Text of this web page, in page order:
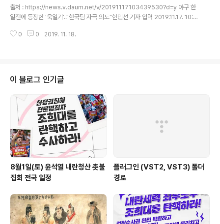
찰 상대 사건을 들여다보고 있다. 우선 서울경찰청 지능범죄수사대는 임은정(4
5·사법연수원 30기) 울산지검 부장검사..
출처 : https://news.v.daum.net/v/20191117103439530?d=y 야구 한
일전에 등장한 '욱일기'.."한국팀 자극 의도"한민선 기자 입력 2019.11.17. 10:3
16일 오후(현지시간) 일본 도쿄돔에서 열린 2019 세계야구소프트볼연맹(WB
프트볼연맹) 프리미어12 슈퍼라운드 한국-일본의 경기가 열린 일본 도쿄돔 관
중석에서 욱일기가 포착됐다. 한 관중은 욱일기를 ..
0 0 2019. 11. 18.
이 블로그 인기글
8월1일(토) 윤석열 내란청산 촛불
집회 전국 일정
플러그인 (VST2, VST3) 폴더
경로